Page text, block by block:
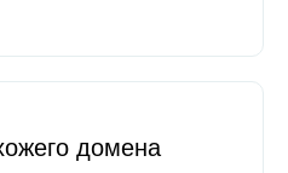
домена